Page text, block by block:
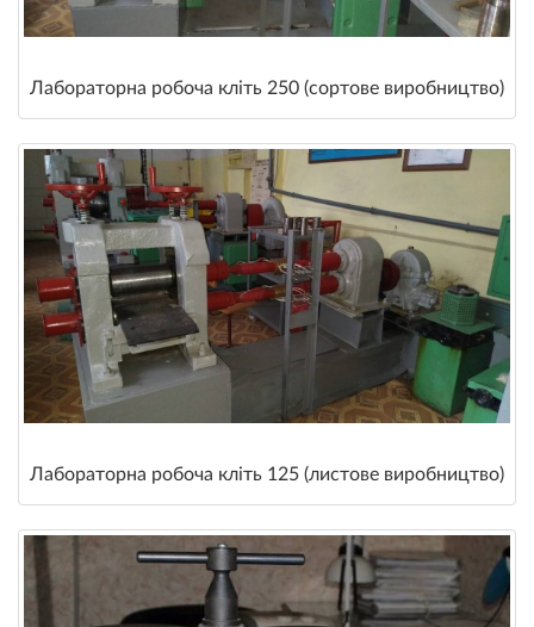
Лабораторна робоча кліть 250 (сортове виробництво)
Лабораторна робоча кліть 125 (листове виробництво)